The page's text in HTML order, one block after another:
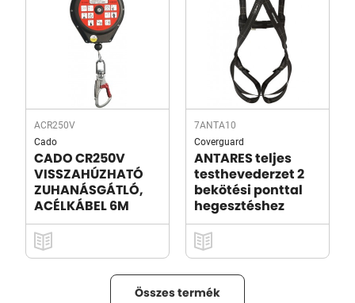
ACR250V
Cado
CADO CR250V
VISSZAHÚZHATÓ
ZUHANÁSGÁTLÓ,
ACÉLKÁBEL 6M
7ANTA10
Coverguard
ANTARES teljes
testhevederzet 2
bekötési ponttal
hegesztéshez
Összes termék